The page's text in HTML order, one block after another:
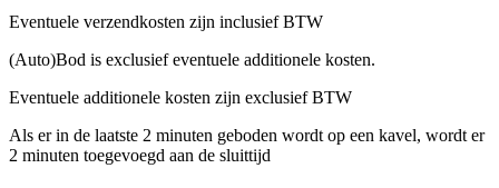
Eventuele verzendkosten zijn inclusief BTW
(Auto)Bod is exclusief eventuele additionele kosten.
Eventuele additionele kosten zijn exclusief BTW
Als er in de laatste 2 minuten geboden wordt op een kavel, wordt er
2 minuten toegevoegd aan de sluittijd